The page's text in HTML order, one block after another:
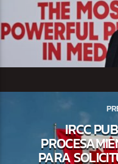
IRCC
PARA